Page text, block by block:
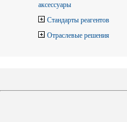
аксессуары
Стандарты реагентов
Отраслевые решения